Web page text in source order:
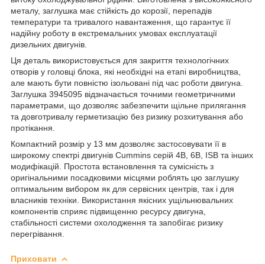
металу, заглушка має стійкість до корозії, перепадів
температури та тривалого навантаження, що гарантує її
надійну роботу в екстремальних умовах експлуатації
дизельних двигунів.
Ця деталь використовується для закриття технологічних
отворів у головці блока, які необхідні на етапі виробництва,
але мають бути повністю ізольовані під час роботи двигуна.
Заглушка 3945095 відзначається точними геометричними
параметрами, що дозволяє забезпечити щільне прилягання
та довготривалу герметизацію без ризику розхитування або
протікання.
Компактний розмір у 13 мм дозволяє застосовувати її в
широкому спектрі двигунів Cummins серій 4B, 6B, ISB та інших
модифікацій. Простота встановлення та сумісність з
оригінальними посадковими місцями роблять цю заглушку
оптимальним вибором як для сервісних центрів, так і для
власників техніки. Використання якісних ущільнювальних
компонентів сприяє підвищенню ресурсу двигуна,
стабільності системи охолодження та запобігає ризику
перегрівання.
Приховати